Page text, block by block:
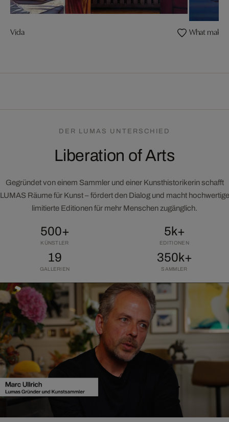
Vida What
DER LUMAS UNTERSCHIED
Liberation of Arts
Gegründet von einem Sammler und einer Kunsthistorikerin schafft
LUMAS Räume für Kunst – fördert den Dialog und macht hochwertige
limitierte Editionen für mehr Menschen zugänglich.
500+
KÜNSTLER
5k+
EDITIONEN
19
GALLERIEN
350k+
SAMMLER